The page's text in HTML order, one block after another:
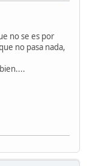
no se es por
no pasa nada,